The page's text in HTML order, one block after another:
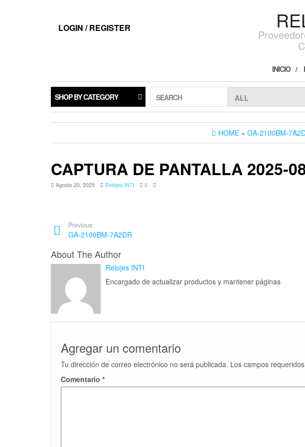
LOGIN / REGISTER
INICIO
SHOP BY CATEGORY SEARCH
HOME » GA-2100BM-
CAPTURA DE PANTALLA 2025-
Agosto 20, 2025 Relojes INTI 0
Previous:
GA-2100BM-7A2DR
About The Author
Relojes INTI
Encargado de actualizar productos y mantener páginas
Agregar un comentario
Tu dirección de correo electrónico no será publicada. Los campos
Comentario *